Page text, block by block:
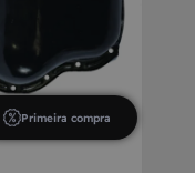
Primeira compra